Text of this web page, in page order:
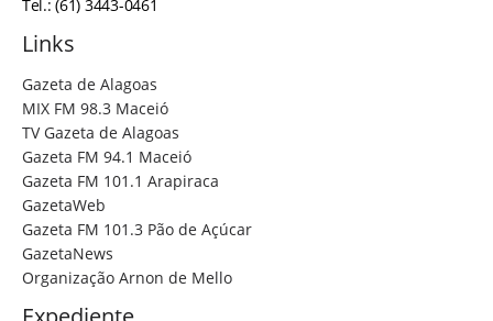
Tel.: (61) 3443-0461
Links
Gazeta de Alagoas
MIX FM 98.3 Maceió
TV Gazeta de Alagoas
Gazeta FM 94.1 Maceió
Gazeta FM 101.1 Arapiraca
GazetaWeb
Gazeta FM 101.3 Pão de Açúcar
GazetaNews
Organização Arnon de Mello